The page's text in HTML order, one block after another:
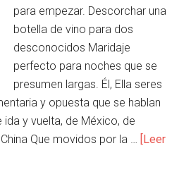
para empezar. Descorchar una
botella de vino para dos
desconocidos Maridaje
perfecto para noches que se
presumen largas. Él, Ella seres
y opuesta que se hablan
ida y vuelta, de México, de
Que movidos por la … [Leer